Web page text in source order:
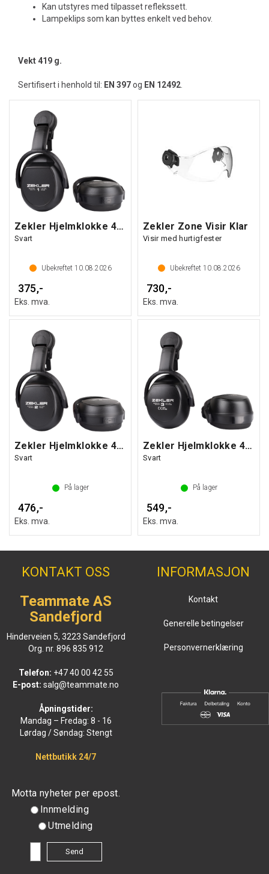
Kan utstyres med tilpasset reflekssett.
Lampeklips som kan byttes enkelt ved behov.
Vekt 419 g.
Sertifisert i henhold til: EN 397og EN 12492
Zekler Hjelmklokke 401H
Svart
Ubekreftet 10.08.2026
375,-
Eks. mva.
Zekler Zone Visir Klar
Visir med hurtigfester
Ubekreftet 10.08.2026
730,-
Eks. mva.
Zekler Hjelmklokke 402H
Svart
På lager
476,-
Eks. mva.
Zekler Hjelmklokke 403H
Svart
På lager
549,-
Eks. mva.
KONTAKT OSS
Teammate AS
Sandefjord
Hinderveien 5, 3223 Sandefjord
Org. nr. 896 835 912
Telefon: +47 40 00 42 55
E-post: salg@teammate.no
Åpningstider:
Mandag – Fredag: 8 - 16
Lørdag / Søndag: Stengt
Nettbutikk 24/7
INFORMASJON
Kontakt
Generelle betingelser
Personvernerklæring
Motta nyheter per epost.
Innmelding
Utmelding